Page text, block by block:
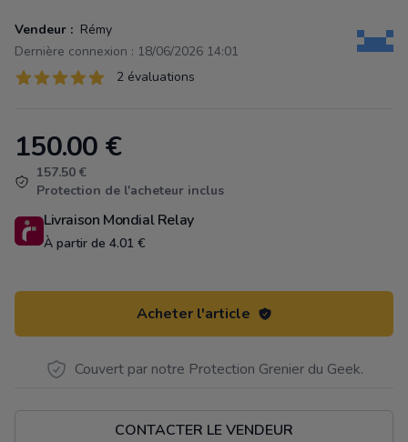
Vendeur : Rémy
Dernière connexion : 18/06/2026 14:01
Évaluations
2 sur 5 étoiles 2 évaluations
Product information
150.00 €
157.50 €
Protection de l'acheteur inclus
Livraison Mondial Relay
À partir de 4.01 €
Acheter l'article
Couvert par notre Protection Grenier du Geek.
CONTACTER LE VENDEUR